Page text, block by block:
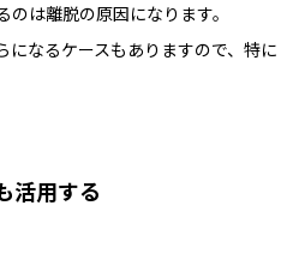
は離脱の原因になります。
になるケースもありますので、特に
活用する